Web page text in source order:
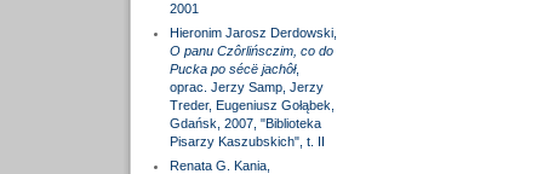
2001
Hieronim Jarosz Derdowski,
O panu Czôrlińsczim, co do
Pucka po sécë jachôł,
oprac. Jerzy Samp, Jerzy
Treder, Eugeniusz Gołąbek,
Gdańsk, 2007, "Biblioteka
Pisarzy Kaszubskich", t. II
Renata G. Kania,